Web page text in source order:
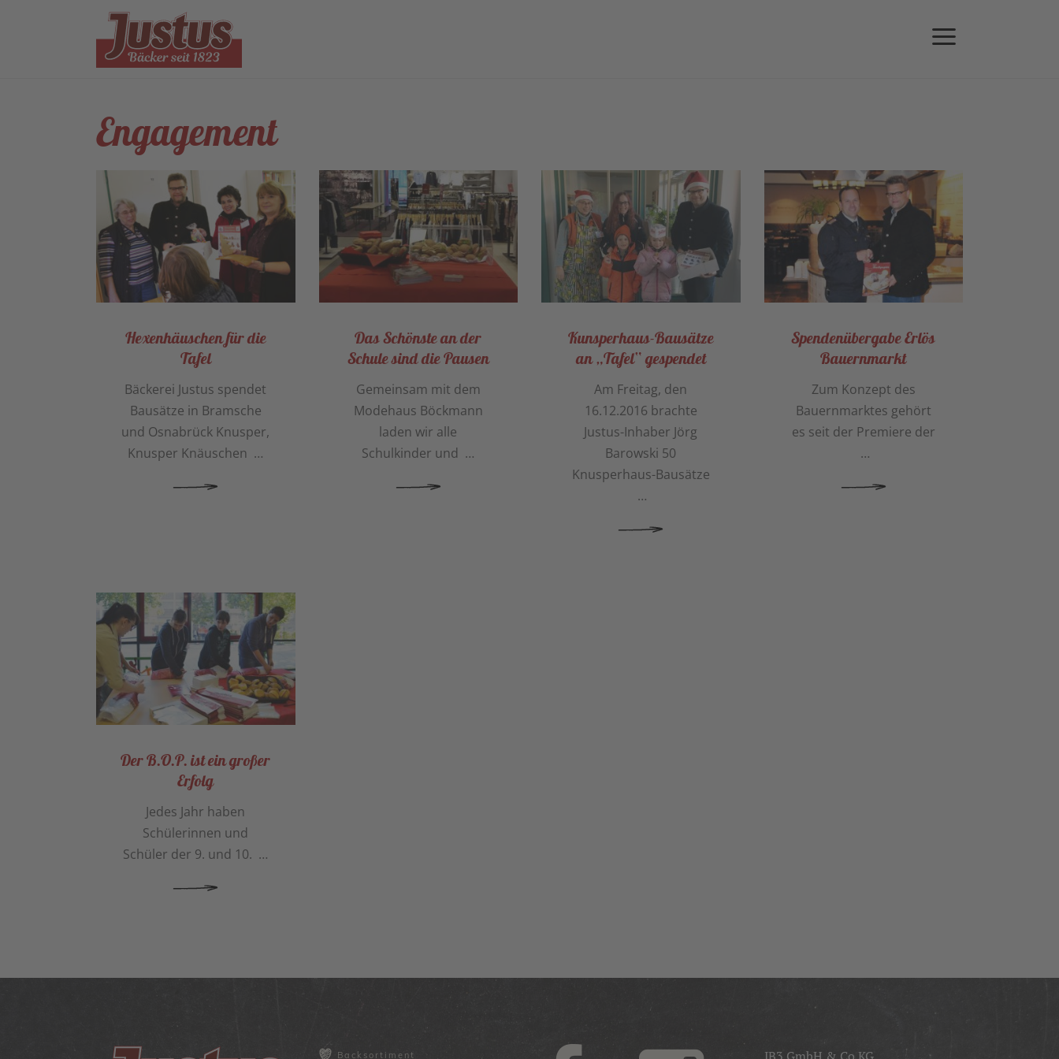
Engagement
Hexenhäuschen für die
Tafel
Bäckerei Justus spendet
Bausätze in Bramsche
und Osnabrück Knusper,
Knusper Knäuschen …
Das Schönste an der
Schule sind die Pausen
Gemeinsam mit dem
Modehaus Böckmann
laden wir alle
Schulkinder und …
Kunsperhaus-Bausätze
an „Tafel“ gespendet
Am Freitag, den
16.12.2016 brachte
Justus-Inhaber Jörg
Barowski 50
Knusperhaus-Bausätze
…
Spendenübergabe Erlös
Bauernmarkt
Zum Konzept des
Bauernmarktes gehört
es seit der Premiere der
…
Der B.O.P. ist ein großer
Erfolg
Jedes Jahr haben
Schülerinnen und
Schüler der 9. und 10. …
Backsortiment